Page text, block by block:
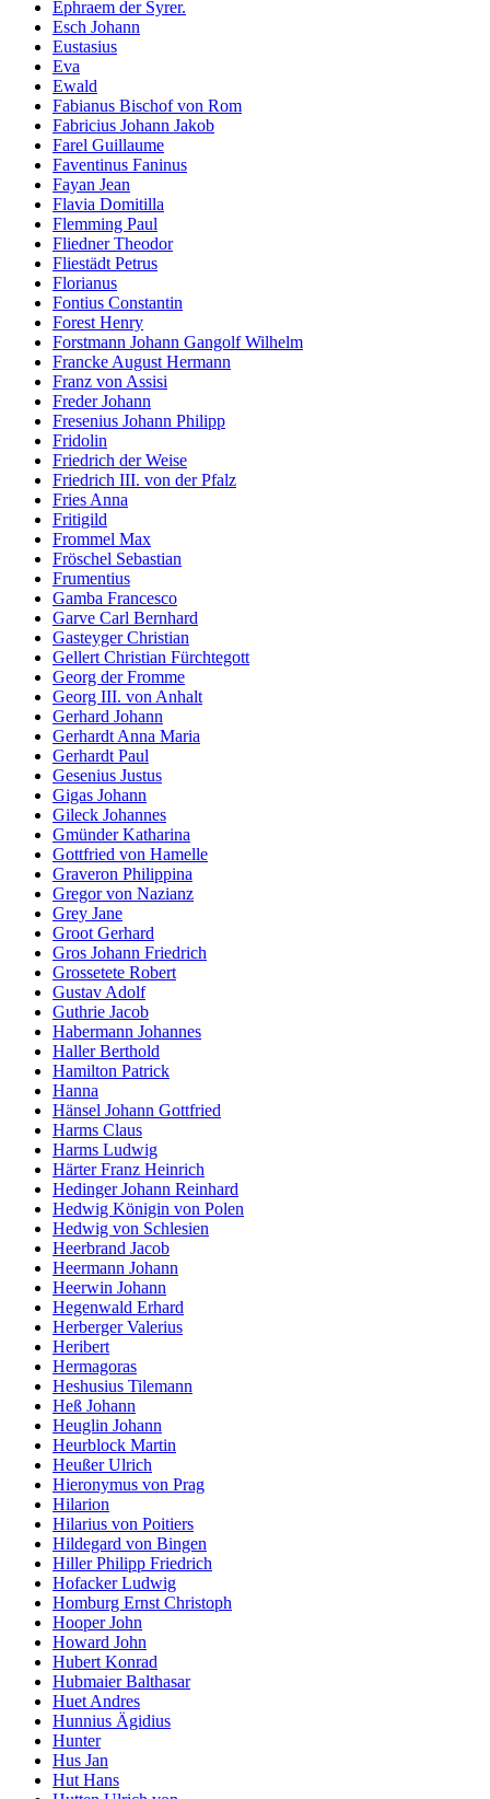
Ephraem der Syrer.
Esch Johann
Eustasius
Eva
Ewald
Fabianus Bischof von Rom
Fabricius Johann Jakob
Farel Guillaume
Faventinus Faninus
Fayan Jean
Flavia Domitilla
Flemming Paul
Fliedner Theodor
Fliestädt Petrus
Florianus
Fontius Constantin
Forest Henry
Forstmann Johann Gangolf Wilhelm
Francke August Hermann
Franz von Assisi
Freder Johann
Fresenius Johann Philipp
Fridolin
Friedrich der Weise
Friedrich III. von der Pfalz
Fries Anna
Fritigild
Frommel Max
Fröschel Sebastian
Frumentius
Gamba Francesco
Garve Carl Bernhard
Gasteyger Christian
Gellert Christian Fürchtegott
Georg der Fromme
Georg III. von Anhalt
Gerhard Johann
Gerhardt Anna Maria
Gerhardt Paul
Gesenius Justus
Gigas Johann
Gileck Johannes
Gmünder Katharina
Gottfried von Hamelle
Graveron Philippina
Gregor von Nazianz
Grey Jane
Groot Gerhard
Gros Johann Friedrich
Grossetete Robert
Gustav Adolf
Guthrie Jacob
Habermann Johannes
Haller Berthold
Hamilton Patrick
Hanna
Hänsel Johann Gottfried
Harms Claus
Harms Ludwig
Härter Franz Heinrich
Hedinger Johann Reinhard
Hedwig Königin von Polen
Hedwig von Schlesien
Heerbrand Jacob
Heermann Johann
Heerwin Johann
Hegenwald Erhard
Herberger Valerius
Heribert
Hermagoras
Heshusius Tilemann
Heß Johann
Heuglin Johann
Heurblock Martin
Heußer Ulrich
Hieronymus von Prag
Hilarion
Hilarius von Poitiers
Hildegard von Bingen
Hiller Philipp Friedrich
Hofacker Ludwig
Homburg Ernst Christoph
Hooper John
Howard John
Hubert Konrad
Hubmaier Balthasar
Huet Andres
Hunnius Ägidius
Hunter
Hus Jan
Hut Hans